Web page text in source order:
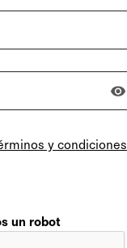
y condiciones
un robot